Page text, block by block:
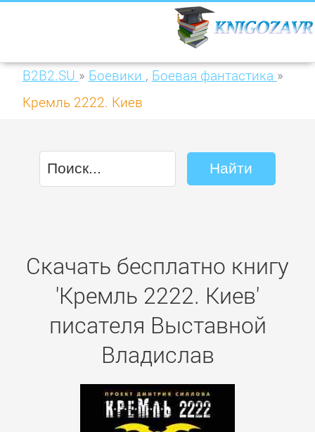
B2B2.SU » Боевики , Боевая фантастика »
Кремль 2222. Киев
Скачать бесплатно книгу
'Кремль 2222. Киев'
писателя Выставной
Владислав